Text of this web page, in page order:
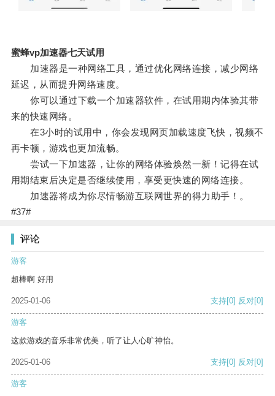
蜜蜂vp加速器七天试用
加速器是一种网络工具，通过优化网络连接，减少网络
延迟，从而提升网络速度。
你可以通过下载一个加速器软件，在试用期内体验其带
来的快速网络。
在3小时的试用中，你会发现网页加载速度飞快，视频不
再卡顿，游戏也更加流畅。
尝试一下加速器，让你的网络体验焕然一新！记得在试
用期结束后决定是否继续使用，享受更快速的网络连接。
加速器将成为你尽情畅游互联网世界的得力助手！。
#37#
评论
游客
超棒啊 好用
2025-01-06 支持[0] 反对[0]
游客
这款游戏的音乐非常优美，听了让人心旷神怡。
2025-01-06 支持[0] 反对[0]
游客